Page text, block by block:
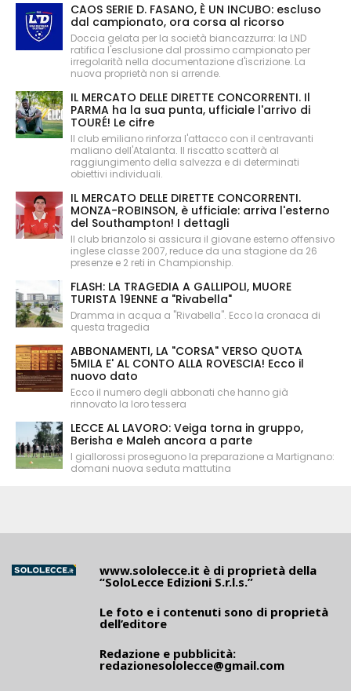
CAOS SERIE D. FASANO, È UN INCUBO: escluso
dal campionato, ora corsa al ricorso
Doccia gelata per la società biancazzurra: la LND
ratifica l'esclusione dal prossimo campionato per
irregolarità nella documentazione d'iscrizione. La
nuova proprietà non si arrende.
IL MERCATO DELLE DIRETTE CONCORRENTI. Il
PARMA ha la sua punta, ufficiale l'arrivo di
TOURÉ! Le cifre
Il club emiliano rinforza l'attacco con il centravanti
maliano dell'Atalanta. Il riscatto scatterà al
raggiungimento della salvezza e di determinati
obiettivi individuali.
IL MERCATO DELLE DIRETTE CONCORRENTI.
MONZA-ROBINSON, è ufficiale: arriva l'esterno
del Southampton! I dettagli
Il club brianzolo si assicura il giovane esterno offensivo
inglese classe 2007, reduce da una stagione da 26
presenze e 2 reti in Championship.
FLASH: LA TRAGEDIA A GALLIPOLI, MUORE
TURISTA 19ENNE a "Rivabella"
Dramma in acqua a "Rivabella". Ecco la cronaca di
questa tragedia
ABBONAMENTI, LA "CORSA" VERSO QUOTA
5MILA E' AL CONTO ALLA ROVESCIA! Ecco il
nuovo dato
Ecco il numero degli abbonati che hanno già
rinnovato la loro tessera
LECCE AL LAVORO: Veiga torna in gruppo,
Berisha e Maleh ancora a parte
I giallorossi proseguono la preparazione a Martignano:
domani nuova seduta mattutina
www.sololecce.it è di proprietà della
“SoloLecce Edizioni S.r.l.s.”
Le foto e i contenuti sono di proprietà
dell’editore
Redazione e pubblicità:
redazionesololecce@gmail.com